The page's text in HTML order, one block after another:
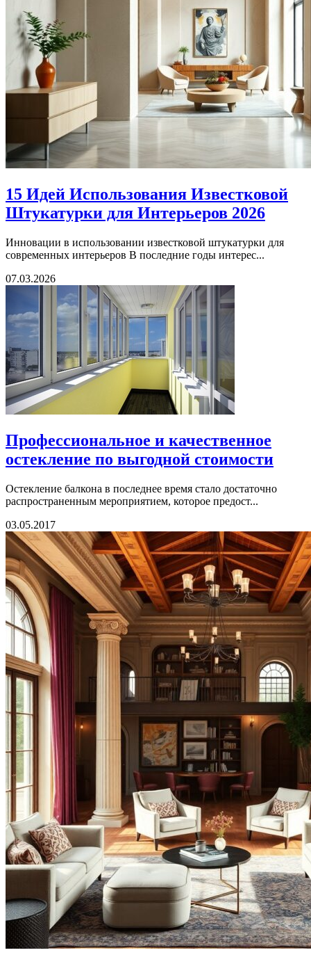
15 Идей Использования Известковой
Штукатурки для Интерьеров 2026
Инновации в использовании известковой штукатурки для
современных интерьеров В последние годы интерес...
07.03.2026
Профессиональное и качественное
остекление по выгодной стоимости
Остекление балкона в последнее время стало достаточно
распространенным мероприятием, которое предост...
03.05.2017